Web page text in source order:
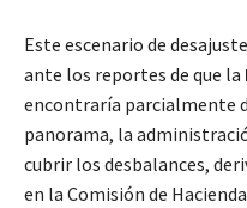
Este escenario de
ante los reportes de que la
encontraría parcialmente
panorama, la
cubrir los desbalances,
en la Comisión de